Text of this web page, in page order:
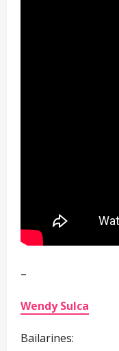
–
Wendy Sulca
Bailarines: